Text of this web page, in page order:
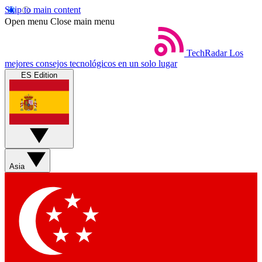
Skip to main content
Open menu Close main menu
TechRadar Los
mejores consejos tecnológicos en un solo lugar
ES Edition
Asia